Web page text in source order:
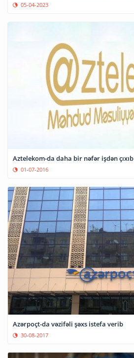
05-04-2023
Aztelekom-da daha bir nəfər işdən çıxıb
01-07-2016
Azərpoçt-da vəzifəli şəxs istefa verib
30-08-2017